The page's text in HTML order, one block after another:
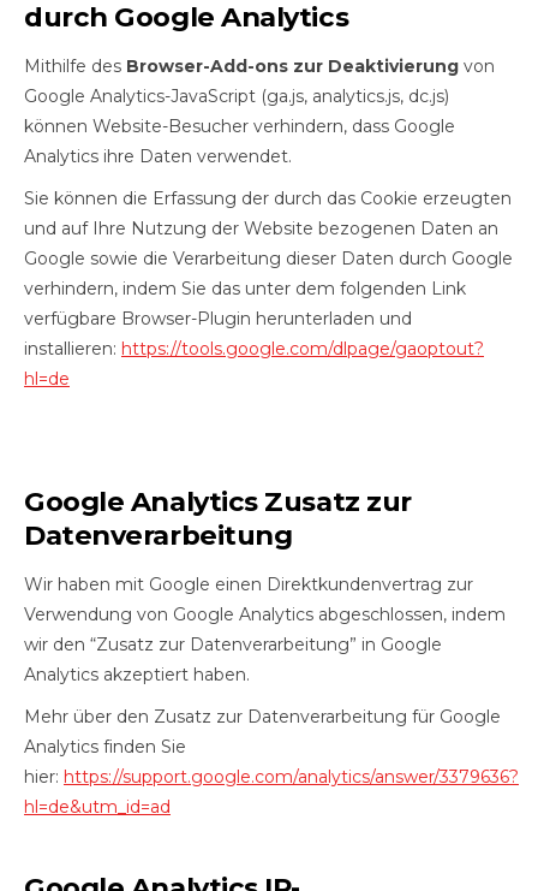
durch Google Analytics
Mithilfe des Browser-Add-ons zur Deaktivierung von
Google Analytics-JavaScript (ga.js, analytics.js, dc.js)
können Website-Besucher verhindern, dass Google
Analytics ihre Daten verwendet.
Sie können die Erfassung der durch das Cookie erzeugten
und auf Ihre Nutzung der Website bezogenen Daten an
Google sowie die Verarbeitung dieser Daten durch Google
verhindern, indem Sie das unter dem folgenden Link
verfügbare Browser-Plugin herunterladen und
installieren: https://tools.google.com/dlpage/gaoptout?
hl=de
Google Analytics Zusatz zur
Datenverarbeitung
Wir haben mit Google einen Direktkundenvertrag zur
Verwendung von Google Analytics abgeschlossen, indem
wir den “Zusatz zur Datenverarbeitung” in Google
Analytics akzeptiert haben.
Mehr über den Zusatz zur Datenverarbeitung für Google
Analytics finden Sie
hier: https://support.google.com/analytics/answer/3379636?
hl=de&utm_id=ad